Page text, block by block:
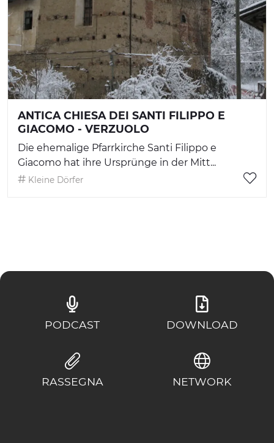
ANTICA CHIESA DEI SANTI FILIPPO E
GIACOMO - VERZUOLO
Die ehemalige Pfarrkirche Santi Filippo e
Giacomo hat ihre Ursprünge in der Mitt...
Kleine Dörfer
PODCAST DOWNLOAD
RASSEGNA NETWORK